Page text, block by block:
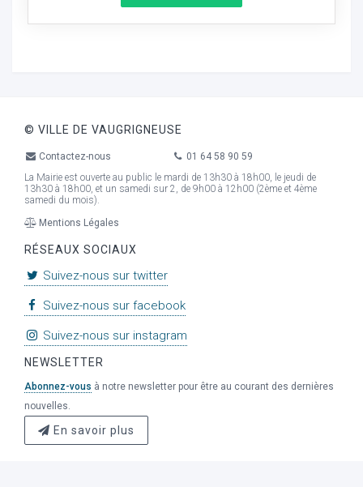
© VILLE DE VAUGRIGNEUSE
Contactez-nous
01 64 58 90 59
La Mairie est ouverte au public le mardi de 13h30 à 18h00, le jeudi de
13h30 à 18h00, et un samedi sur 2, de 9h00 à 12h00 (2ème et 4ème
samedi du mois).
Mentions Légales
RÉSEAUX SOCIAUX
Suivez-nous sur twitter
Suivez-nous sur facebook
Suivez-nous sur instagram
NEWSLETTER
Abonnez-vous à notre newsletter pour être au courant des dernières
nouvelles.
En savoir plus